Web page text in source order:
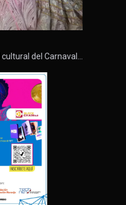
del Carnaval…